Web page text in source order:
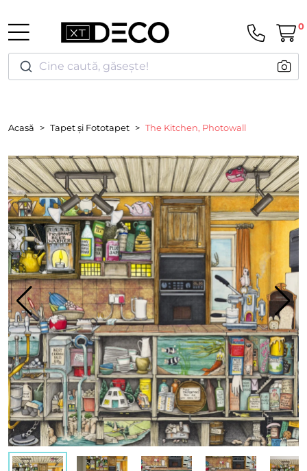
Cine caută, găsește!
0
Acasă Tapet și Fototapet The Kitchen, Photowall